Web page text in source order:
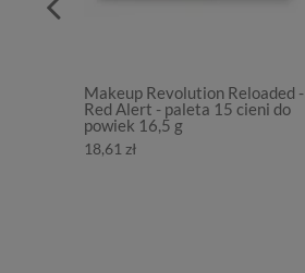
Makeup Revolution Reloaded -
Red Alert - paleta 15 cieni do
powiek 16,5 g
18,61 zł